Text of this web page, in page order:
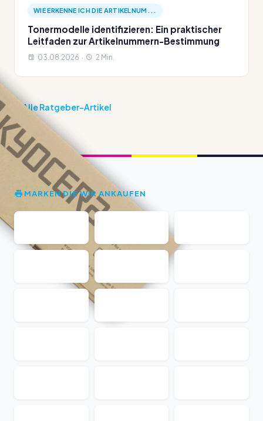
WIE ERKENNE ICH DIE ARTIKELNUM...
Tonermodelle identifizieren: Ein praktischer
Leitfaden zur Artikelnummern-Bestimmung
03.08.2026 · 2 Min.
Alle Ratgeber-Artikel
MARKEN DIE WIR ANKAUFEN